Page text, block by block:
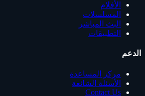
الأفلام
المسلسلات
البث المباشر
التطبيقات
الدعم
مركز المساعدة
الأسئلة الشائعة
Contact Us